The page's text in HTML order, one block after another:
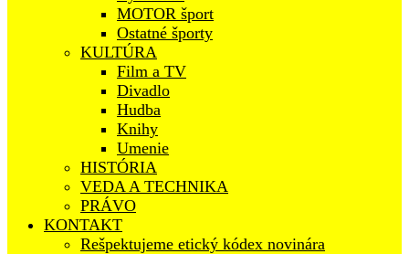
MOTOR šport
Ostatné športy
KULTÚRA
Film a TV
Divadlo
Hudba
Knihy
Umenie
HISTÓRIA
VEDA A TECHNIKA
PRÁVO
KONTAKT
Rešpektujeme etický kódex novinára